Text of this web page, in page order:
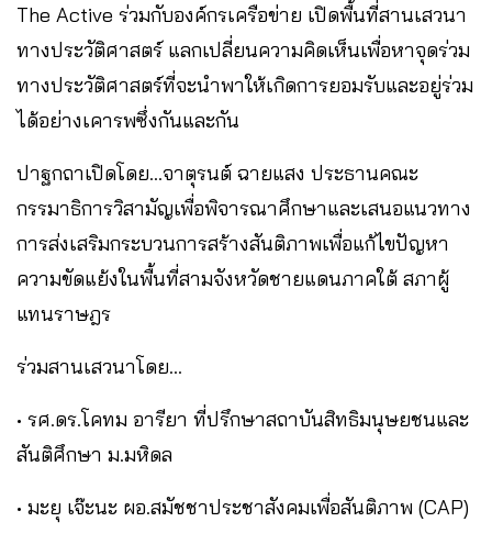
The Active ร่วมกับองค์กรเครือข่าย เปิดพื้นที่สานเสวนา
ทางประวัติศาสตร์ แลกเปลี่ยนความคิดเห็นเพื่อหาจุดร่วม
ทางประวัติศาสตร์ที่จะนำพาให้เกิดการยอมรับและอยู่ร่วม
ได้อย่างเคารพซึ่งกันและกัน
ปาฐกถาเปิดโดย…จาตุรนต์ ฉายแสง ประธานคณะ
กรรมาธิการวิสามัญเพื่อพิจารณาศึกษาและเสนอแนวทาง
การส่งเสริมกระบวนการสร้างสันติภาพเพื่อแก้ไขปัญหา
ความขัดแย้งในพื้นที่สามจังหวัดชายแดนภาคใต้ สภาผู้
แทนราษฎร
ร่วมสานเสวนาโดย…
• รศ.ดร.โคทม อารียา ที่ปรึกษาสถาบันสิทธิมนุษยชนและ
สันติศึกษา ม.มหิดล
• มะยุ เจ๊ะนะ ผอ.สมัชชาประชาสังคมเพื่อสันติภาพ (CAP)